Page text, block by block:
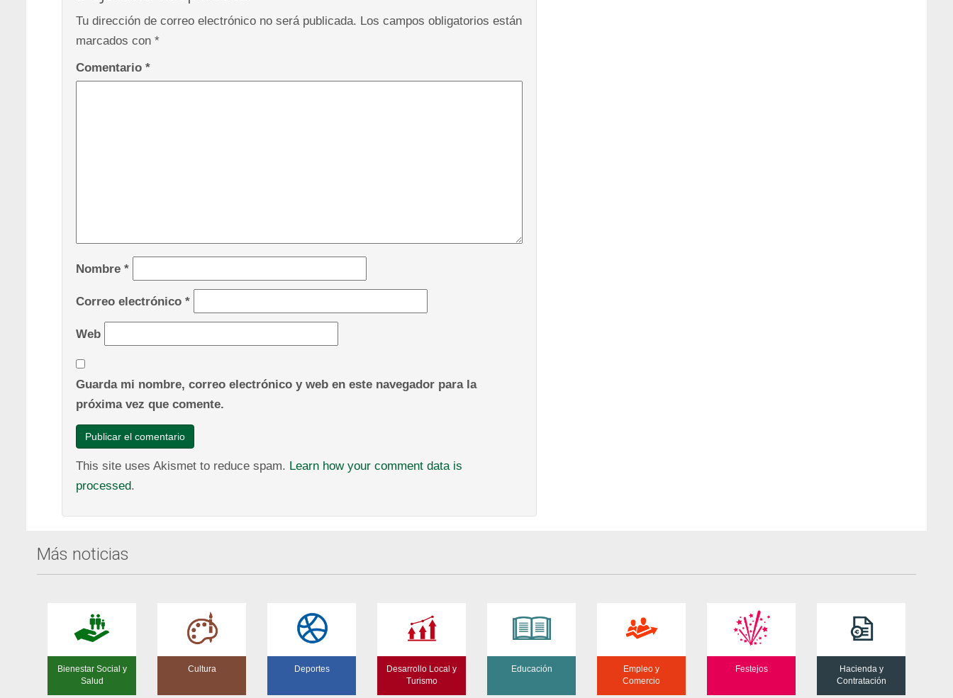
Tu dirección de correo electrónico no será publicada. Los campos obligatorios están
marcados con *
Comentario *
Nombre *
Correo electrónico *
Web
Guarda mi nombre, correo electrónico y web en este navegador para la
próxima vez que comente.
This site uses Akismet to reduce spam. Learn how your comment data is
processed.
Más noticias
Bienestar Social y
Salud
Cultura Deportes
Desarrollo Local y
Turismo
Educación
Empleo y
Comercio
Festejos
Hacienda y
Contratación